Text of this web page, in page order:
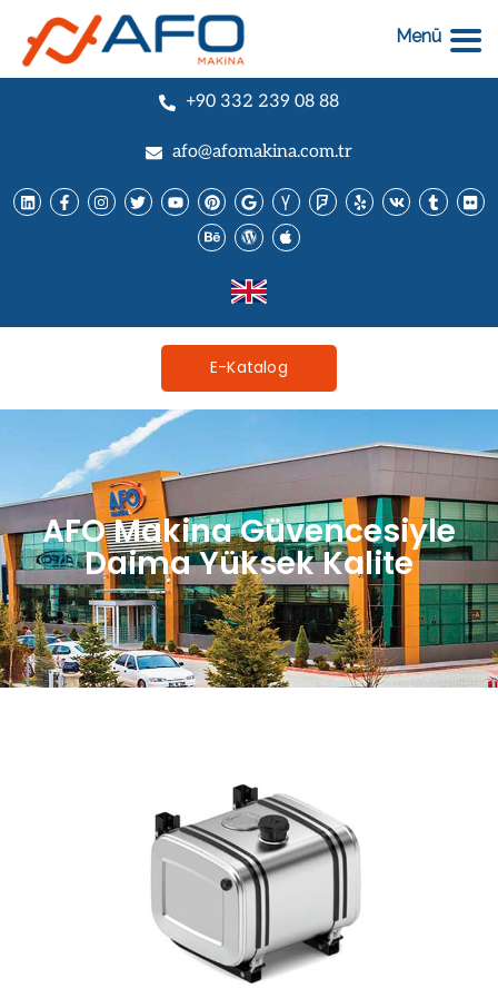
+90 332 239 08 88
afo@afomakina.com.tr
E-Katalog
AFO Makina Güvencesiyle
Daima Yüksek Kalite
Menü